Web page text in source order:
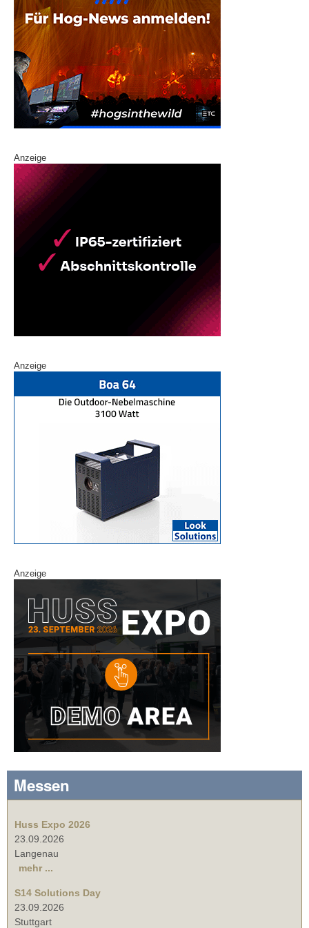
Anzeige
Anzeige
Anzeige
Messen
Huss Expo 2026
23.09.2026
Langenau
mehr ...
S14 Solutions Day
23.09.2026
Stuttgart